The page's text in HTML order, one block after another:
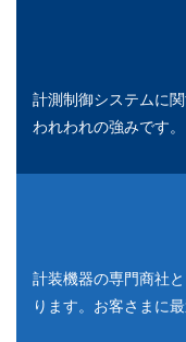
計測制御システムに
われわれの強みです。
計装機器の専門商社
ります。お客さまに
事例
非連続流の連続流化